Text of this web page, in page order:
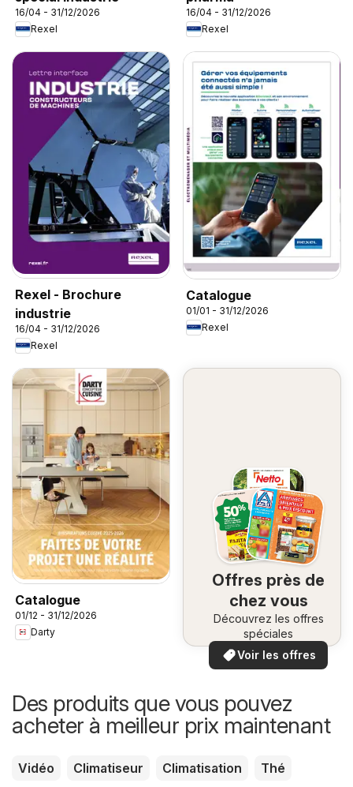
16/04 - 31/12/2026
Rexel
16/04 - 31/12/2026
Rexel
Rexel - Brochure
industrie
16/04 - 31/12/2026
Rexel
Catalogue
01/01 - 31/12/2026
Rexel
Catalogue
01/12 - 31/12/2026
Darty
Offres près de
chez vous
Découvrez les offres
spéciales
Voir les offres
Des produits que vous pouvez
acheter à meilleur prix maintenant
Vidéo Climatiseur Climatisation
Thé